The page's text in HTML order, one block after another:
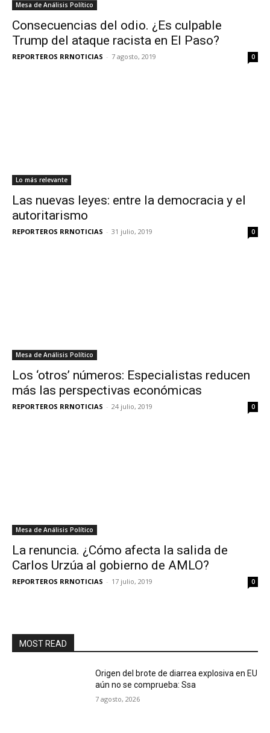
Mesa de Análisis Político
Consecuencias del odio. ¿Es culpable
Trump del ataque racista en El Paso?
REPORTEROS RRNOTICIAS - 7 agosto, 2019 0
Lo más relevante
Las nuevas leyes: entre la democracia y el
autoritarismo
REPORTEROS RRNOTICIAS - 31 julio, 2019 0
Mesa de Análisis Político
Los ‘otros’ números: Especialistas reducen
más las perspectivas económicas
REPORTEROS RRNOTICIAS - 24 julio, 2019 0
Mesa de Análisis Político
La renuncia. ¿Cómo afecta la salida de
Carlos Urzúa al gobierno de AMLO?
REPORTEROS RRNOTICIAS - 17 julio, 2019 0
MOST READ
Origen del brote de diarrea explosiva en EU
aún no se comprueba: Ssa
7 agosto, 2026